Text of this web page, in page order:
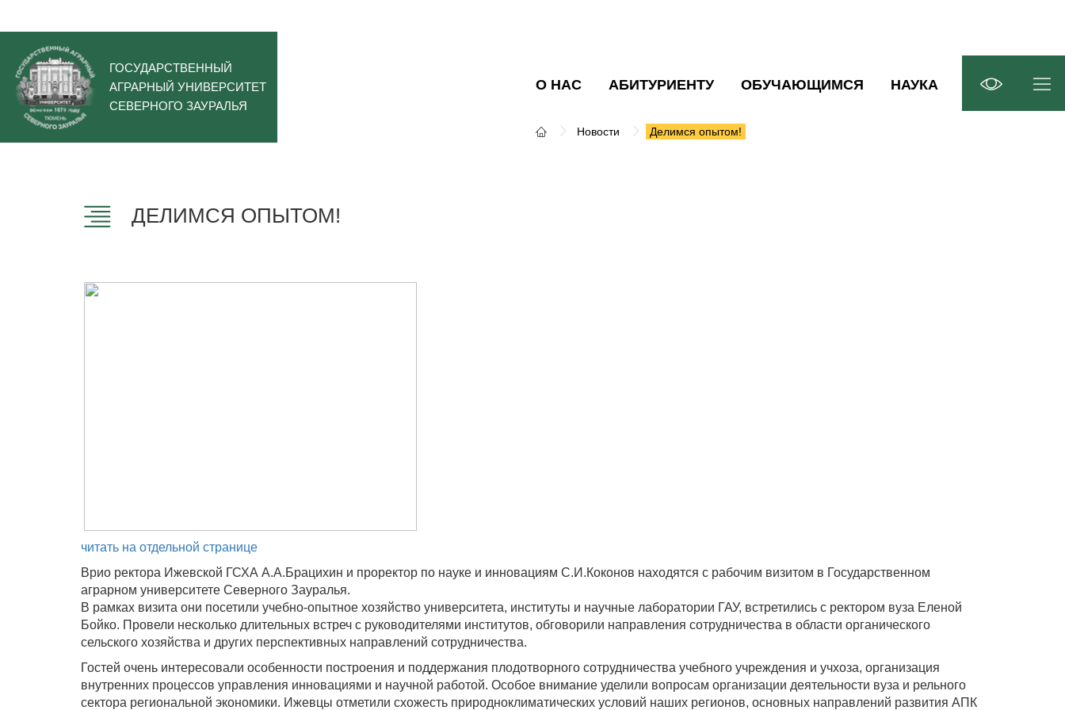
ГОСУДАРСТВЕННЫЙ
АГРАРНЫЙ УНИВЕРСИТЕТ
СЕВЕРНОГО ЗАУРАЛЬЯ
О НАС АБИТУРИЕНТУ ОБУЧАЮЩИМСЯ НАУКА
Новости Делимся опытом!
ДЕЛИМСЯ ОПЫТОМ!
читать на отдельной странице
Врио ректора Ижевской ГСХА А.А.Брацихин и проректор по науке и инновациям С.И.Коконов находятся с рабочим визитом в Государственном
аграрном университете Северного Зауралья.
В рамках визита они посетили учебно-опытное хозяйство университета, институты и научные лаборатории ГАУ, встретились с ректором вуза Еленой
Бойко. Провели несколько длительных встреч с руководителями институтов, обговорили направления сотрудничества в области органического
сельского хозяйства и других перспективных направлений сотрудничества.
Гостей очень интересовали особенности построения и поддержания плодотворного сотрудничества учебного учреждения и учхоза, организация
внутренних процессов управления инновациями и научной работой. Особое внимание уделили вопросам организации деятельности вуза и рельного
сектора региональной экономики. Ижевцы отметили схожесть природноклиматических условий наших регионов, основных направлений развития АПК